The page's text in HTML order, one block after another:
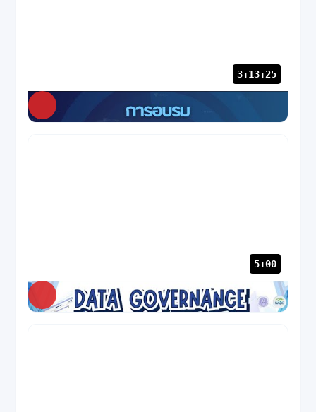
3:13:25
NABC
5:00
NABC 89 views · 1 ปีก่อน